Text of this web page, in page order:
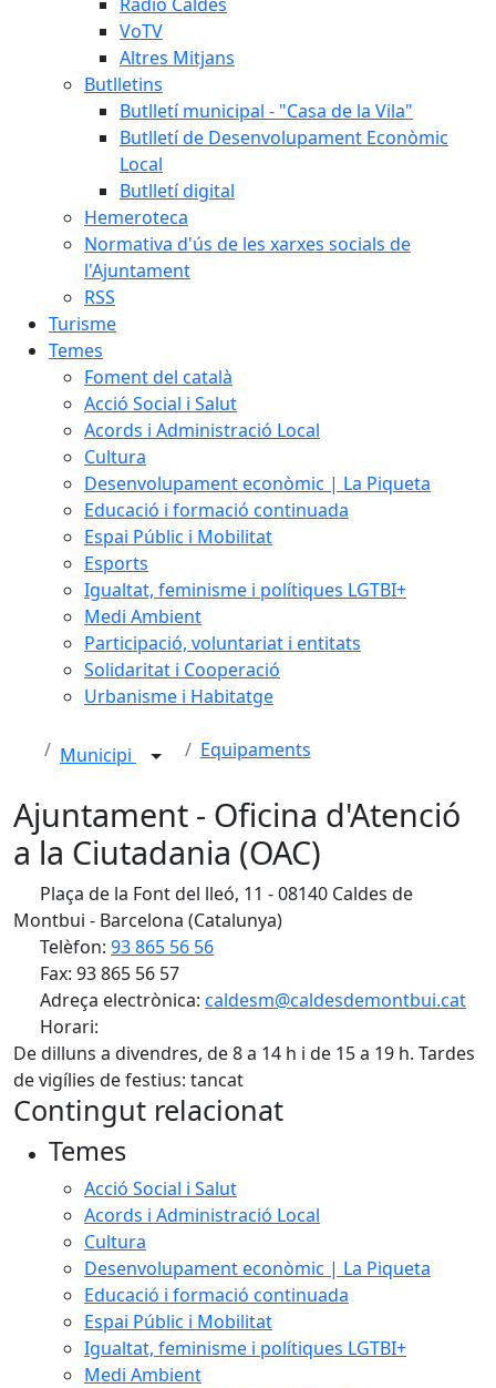
VoTV
Altres Mitjans
Butlletins
Butlletí municipal - "Casa de la Vila"
Butlletí de Desenvolupament Econòmic
Local
Butlletí digital
Hemeroteca
Normativa d'ús de les xarxes socials de
l'Ajuntament
RSS
Turisme
Temes
Foment del català
Acció Social i Salut
Acords i Administració Local
Cultura
Desenvolupament econòmic | La Piqueta
Educació i formació continuada
Espai Públic i Mobilitat
Esports
Igualtat, feminisme i polítiques LGTBI+
Medi Ambient
Participació, voluntariat i entitats
Solidaritat i Cooperació
Urbanisme i Habitatge
Municipi Equipaments
Ajuntament - Oficina d'Atenció
a la Ciutadania (OAC)
Plaça de la Font del lleó, 11 - 08140 Caldes de
Montbui - Barcelona (Catalunya)
Telèfon: 93 865 56 56
Fax: 93 865 56 57
Adreça electrònica: caldesm@caldesdemontbui.cat
Horari:
​​​De dilluns a divendres, de 8 a 14 h i de 15 a 19 h. Tardes
de vigílies de festius: tancat
Contingut relacionat
Temes
Acció Social i Salut
Acords i Administració Local
Cultura
Desenvolupament econòmic | La Piqueta
Educació i formació continuada
Espai Públic i Mobilitat
Igualtat, feminisme i polítiques LGTBI+
Medi Ambient